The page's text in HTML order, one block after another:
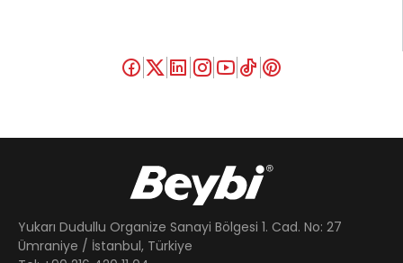
Yukarı Dudullu Organize Sanayi Bölgesi 1. Cad. No: 27
Ümraniye / İstanbul, Türkiye